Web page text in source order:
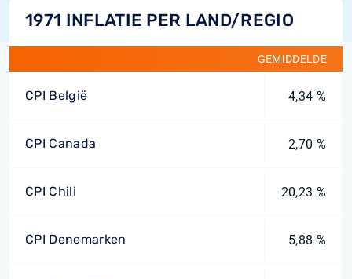
1971 INFLATIE PER LAND/REGIO
GEMIDDELDE
CPI België 4,34 %
CPI Canada 2,70 %
CPI Chili 20,23 %
CPI Denemarken 5,88 %